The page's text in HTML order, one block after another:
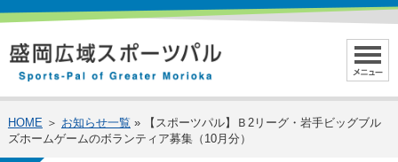
HOME＞ お知らせ一覧 » 【スポーツパル】Ｂ2リーグ・岩手ビッグブル
ズホームゲームのボランティア募集（10月分）